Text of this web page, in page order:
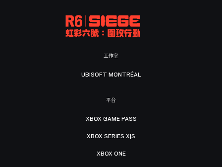
工作室
UBISOFT MONTRÉAL
平台
XBOX GAME PASS
XBOX SERIES X|S
XBOX ONE